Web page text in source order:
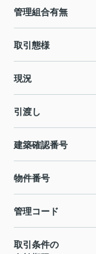
管理組合有無
取引態様
現況
引渡し
建築確認番号
物件番号
管理コード
取引条件の